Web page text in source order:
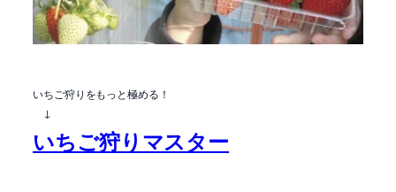
いちご狩りをもっと極める！
↓
いちご狩りマスター